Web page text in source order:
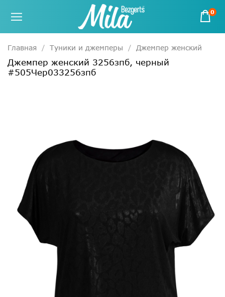
0
Главная Туники и джемперы Джемпер женский
Джемпер женский 3256зпб, черный
#505Чер033256зпб